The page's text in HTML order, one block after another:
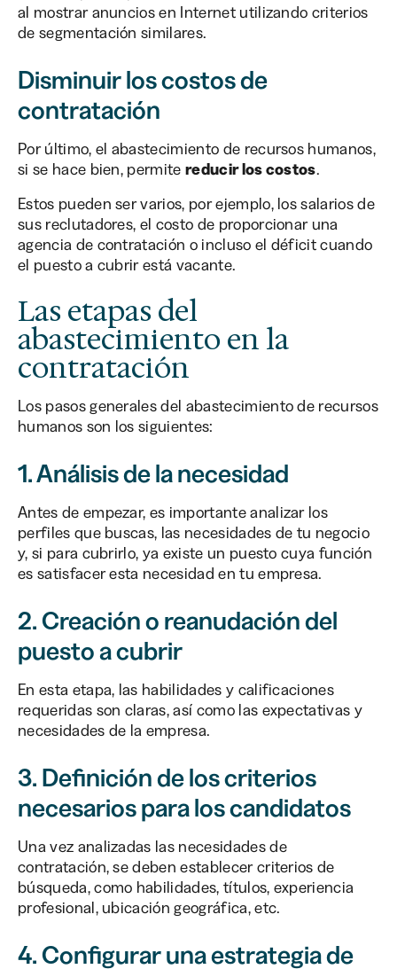
al mostrar anuncios en Internet utilizando criterios
de segmentación similares.
Disminuir los costos de
contratación
Por último, el abastecimiento de recursos humanos,
si se hace bien, permitereducir los costos.
Estos pueden ser varios, por ejemplo, los salarios de
sus reclutadores, el costo de proporcionar una
agencia de contratación o incluso el déficit cuando
el puesto a cubrir está vacante.
Las etapas del
abastecimiento en la
contratación
Los pasos generales del abastecimiento de recursos
humanos son los siguientes:
1. Análisis de la necesidad
Antes de empezar, es importante analizar los
perfiles que buscas, las necesidades de tu negocio
y, si para cubrirlo, ya existe un puesto cuya función
es satisfacer esta necesidad en tu empresa.
2. Creación o reanudación del
puesto a cubrir
En esta etapa, las habilidades y calificaciones
requeridas son claras, así como las expectativas y
necesidades de la empresa.
3. Definición de los criterios
necesarios para los candidatos
Una vez analizadas las necesidades de
contratación, se deben establecer criterios de
búsqueda, como habilidades, títulos, experiencia
profesional, ubicación geográfica, etc.
4. Configurar una estrategia de